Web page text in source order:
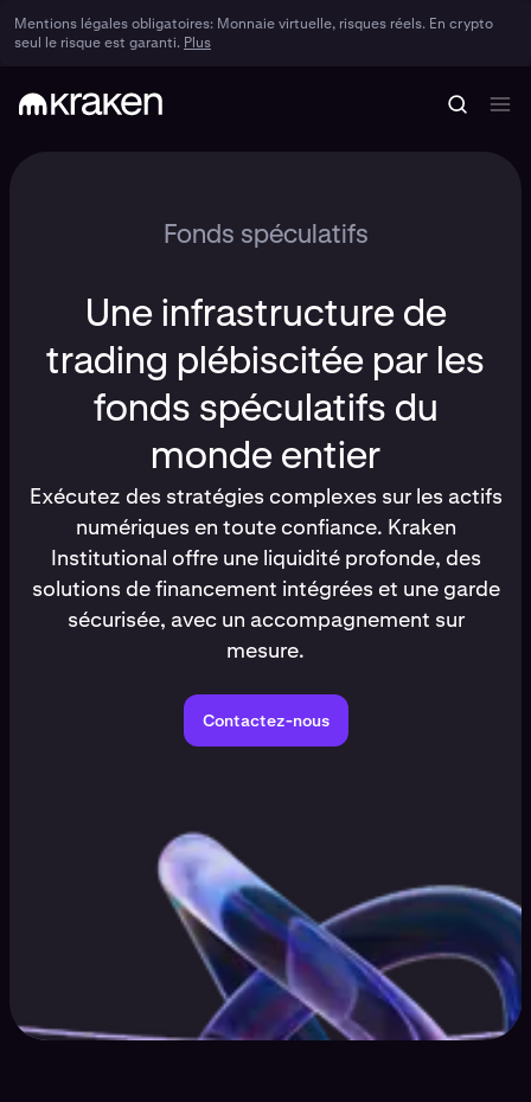
Mentions légales obligatoires: Monnaie virtuelle, risques réels. En crypto
seul le risque est garanti. Plus
Fonds spéculatifs
Une infrastructure de
trading plébiscitée par les
fonds spéculatifs du
monde entier
Exécutez des stratégies complexes sur les actifs
numériques en toute confiance. Kraken
Institutional offre une liquidité profonde, des
solutions de financement intégrées et une garde
sécurisée, avec un accompagnement sur
mesure.
Contactez-nous